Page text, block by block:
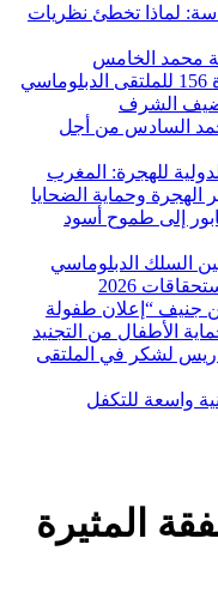
لماذا تخطئ نظريات
محمد الخامس
المؤسسة الدبلوماسية تنظم الدورة 156 للملتقى الدبلوماسي
السادس من أجل
للهجرة: المغرب
الهجرة وحماية الضحايا
إلى طموح أسود
السلك الدبلوماسي
2026
جنيف “إعلان طفولة
الأطفال من التجنيد
لشكر في الملتقى
واسعة للتكفل
المثيرة